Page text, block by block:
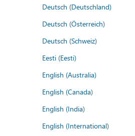
Deutsch (Deutschland)
Deutsch (Österreich)
Deutsch (Schweiz)
Eesti (Eesti)
English (Australia)
English (Canada)
English (India)
English (International)